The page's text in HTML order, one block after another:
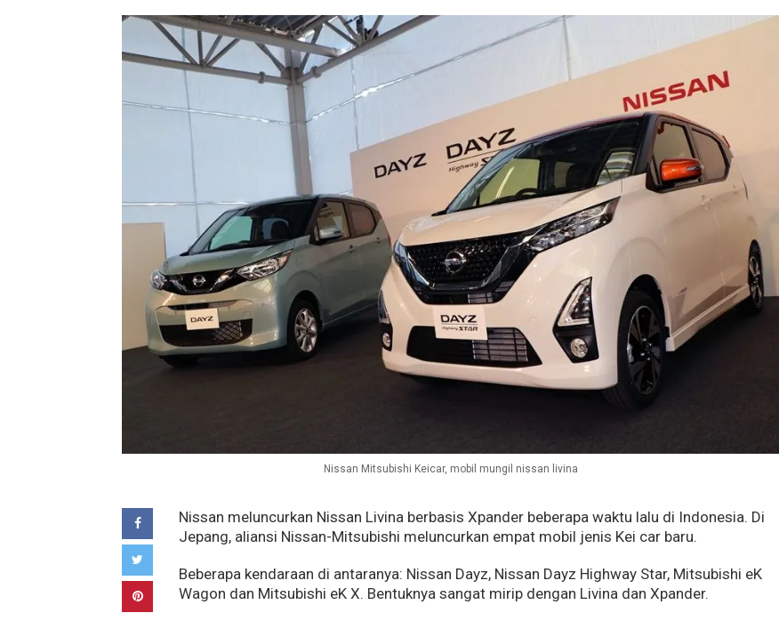
Nissan Mitsubishi Keicar, mobil mungil nissan livina
Nissan meluncurkan Nissan Livina berbasis Xpander beberapa waktu lalu di Indonesia. Di
Jepang, aliansi Nissan-Mitsubishi meluncurkan empat mobil jenis Kei car baru.
Beberapa kendaraan di antaranya: Nissan Dayz, Nissan Dayz Highway Star, Mitsubishi eK
Wagon dan Mitsubishi eK X. Bentuknya sangat mirip dengan Livina dan Xpander.